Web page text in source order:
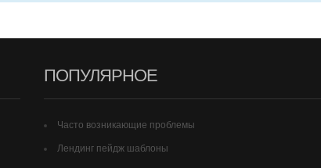
ПОПУЛЯРНОЕ
Часто возникающие проблемы
Лендинг пейдж шаблоны